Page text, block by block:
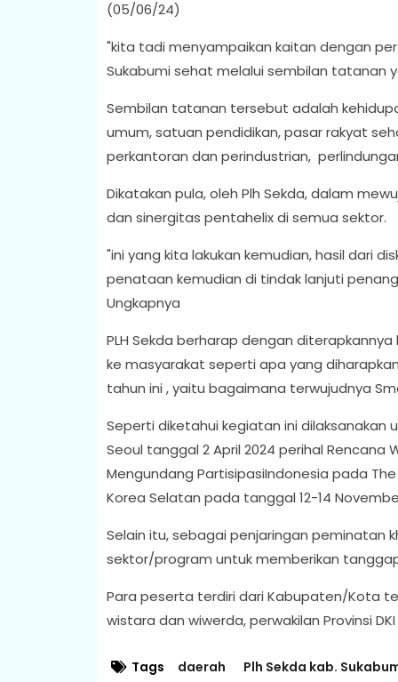
(05/06/24)
"kita tadi menyampaikan kaitan dengan
Sukabumi sehat melalui sembilan tatanan
Sembilan tatanan tersebut adalah
umum, satuan pendidikan, pasar rakyat
perkantoran dan perindustrian,
Dikatakan pula, oleh Plh Sekda, dalam
dan sinergitas pentahelix di semua sektor.
"ini yang kita lakukan kemudian, hasil dari
penataan kemudian di tindak lanjuti
Ungkapnya
PLH Sekda berharap dengan
ke masyarakat seperti apa yang
tahun ini , yaitu bagaimana terwujudnya
Seperti diketahui kegiatan ini dilaksanakan
Seoul tanggal 2 April 2024 perihal
Mengundang PartisipasiIndonesia pada
Korea Selatan pada tanggal 12-14
Selain itu, sebagai penjaringan peminatan
sektor/program untuk memberikan
Para peserta terdiri dari Kabupaten/Kota
wistara dan wiwerda, perwakilan Provinsi
Tags daerah Plh Sekda kab.